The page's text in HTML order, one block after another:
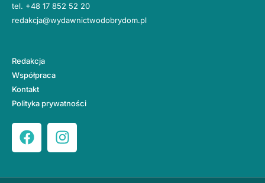
tel. +48 17 852 52 20
redakcja@wydawnictwodobrydom.pl
Redakcja
Współpraca
Kontakt
Polityka prywatności